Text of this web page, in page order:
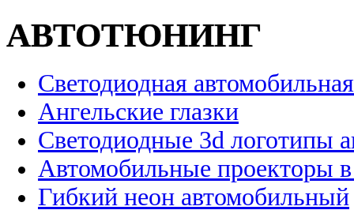
АВТОТЮНИНГ
Светодиодная
Ангельские глазки
Светодиодные 3d логотипы
Автомобильные проекторы
Гибкий неон автомобильный